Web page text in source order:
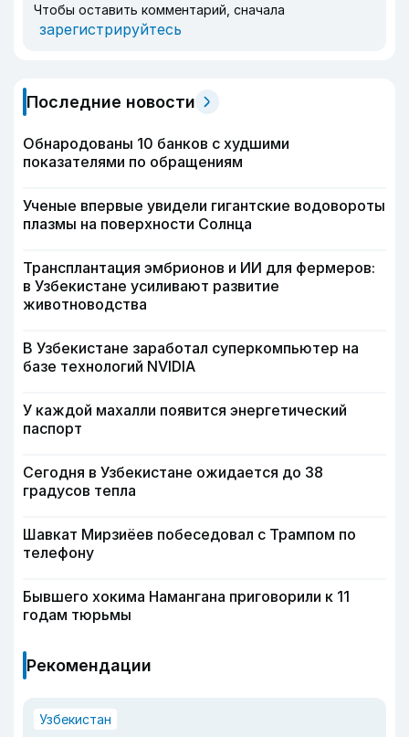
Чтобы оставить комментарий, сначала
зарегистрируйтесь
Последние новости
Обнародованы 10 банков с худшими
показателями по обращениям
Ученые впервые увидели гигантские водовороты
плазмы на поверхности Солнца
Трансплантация эмбрионов и ИИ для фермеров:
в Узбекистане усиливают развитие
животноводства
В Узбекистане заработал суперкомпьютер на
базе технологий NVIDIA
У каждой махалли появится энергетический
паспорт
Сегодня в Узбекистане ожидается до 38
градусов тепла
Шавкат Мирзиёев побеседовал с Трампом по
телефону
Бывшего хокима Намангана приговорили к 11
годам тюрьмы
Рекомендации
Узбекистан